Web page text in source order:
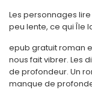
Les personnages
peu lente, ce qui Île
epub gratuit roman
nous fait vibrer. Les
de profondeur. Un
manque de